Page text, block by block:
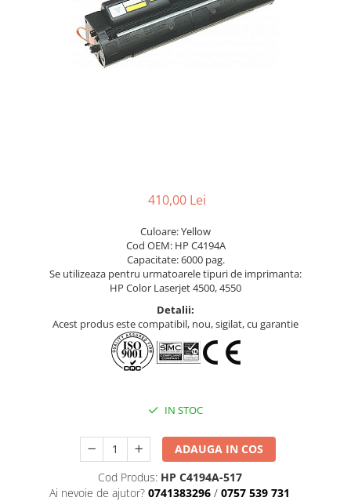
410,00 Lei
Culoare: Yellow
Cod OEM: HP C4194A
Capacitate: 6000 pag.
Se utilizeaza pentru urmatoarele tipuri de imprimanta:
HP Color Laserjet 4500, 4550
Detalii:
Acest produs este compatibil, nou, sigilat, cu garantie
IN STOC
ADAUGA IN COS
Cod Produs: HP C4194A-517
Ai nevoie de ajutor? 0741383296 / 0757 539 731